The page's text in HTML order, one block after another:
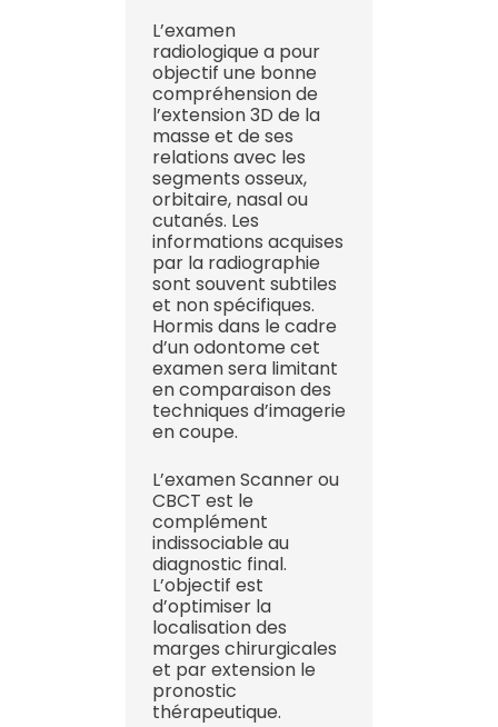
L’examen
radiologique a pour
objectif une bonne
compréhension de
l’extension 3D de la
masse et de ses
relations avec les
segments osseux,
orbitaire, nasal ou
cutanés. Les
informations acquises
par la radiographie
sont souvent subtiles
et non spécifiques.
Hormis dans le cadre
d’un odontome cet
examen sera limitant
en comparaison des
techniques d’imagerie
en coupe.
L’examen Scanner ou
CBCT est le
complément
indissociable au
diagnostic final.
L’objectif est
d’optimiser la
localisation des
marges chirurgicales
et par extension le
pronostic
thérapeutique.